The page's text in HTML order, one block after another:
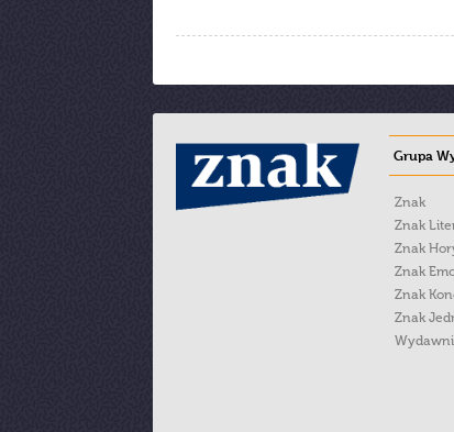
Grupa
Znak
Znak
Znak
Znak
Znak
Znak